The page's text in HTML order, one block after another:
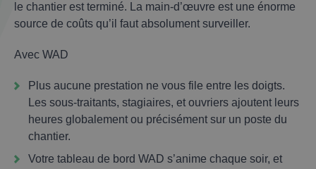
le chantier est terminé. La main-d’œuvre est une énorme
source de coûts qu’il faut absolument surveiller.
Avec WAD
Plus aucune prestation ne vous file entre les doigts.
Les sous-traitants, stagiaires, et ouvriers ajoutent leurs
heures globalement ou précisément sur un poste du
chantier.
Votre tableau de bord WAD s’anime chaque soir, et